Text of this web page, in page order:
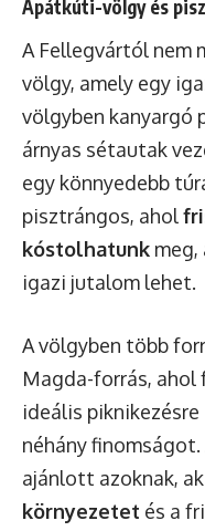
Apátkúti-völgy és
A Fellegvártól nem
völgy, amely egy
völgyben kanyargó
árnyas sétautak
egy könnyedebb
pisztrángos, ahol
kóstolhatunk
igazi jutalom lehet.
A völgyben több
Magda-forrás, ahol
ideális
néhány
ajánlott azoknak,
környezetet és a